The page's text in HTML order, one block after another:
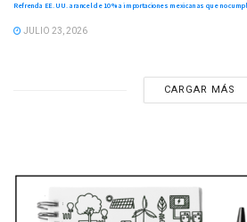
Refrenda EE. UU. arancel de 10 % a importaciones mexicanas que no
JULIO 23, 2026
CARGAR MÁS